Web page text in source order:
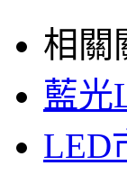
相關
藍光
LED